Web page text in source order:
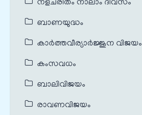
നളചരിതം നാലാം ദിവസം
ബാണയുദ്ധം
കാർത്തവീര്യാർജ്ജുന വിജയം
കംസവധം
ബാലിവിജയം
രാവണവിജയം